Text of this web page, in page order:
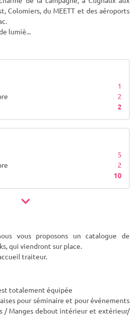
Colomiers, du MEETT et des aéroports
lumiè...
1
2
2
5
2
10
vous proposons un catalogue de
qui viendront sur place.
traiteur.
totalement équipée
pour séminaire et pour événements
/ Manges debout intérieur et extérieur/